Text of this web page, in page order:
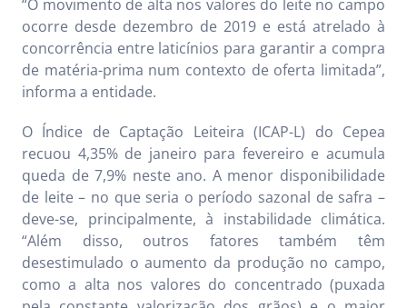
“O movimento de alta nos valores do leite no campo
ocorre desde dezembro de 2019 e está atrelado à
concorrência entre laticínios para garantir a compra
de matéria-prima num contexto de oferta limitada”,
informa a entidade.
O Índice de Captação Leiteira (ICAP-L) do Cepea
recuou 4,35% de janeiro para fevereiro e acumula
queda de 7,9% neste ano. A menor disponibilidade
de leite – no que seria o período sazonal de safra –
deve-se, principalmente, à instabilidade climática.
“Além disso, outros fatores também têm
desestimulado o aumento da produção no campo,
como a alta nos valores do concentrado (puxada